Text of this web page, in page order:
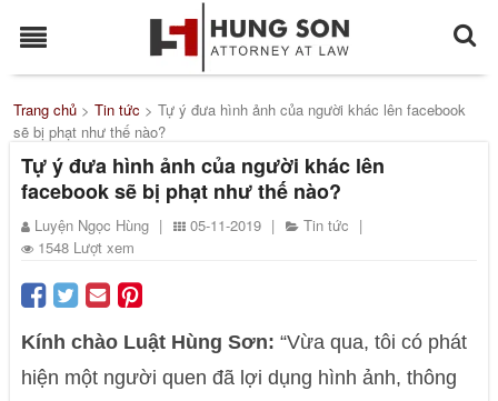
Trang chủ >Tin tức >Tự ý đưa hình ảnh của người khác lên facebook
sẽ bị phạt như thế nào?
Tự ý đưa hình ảnh của người khác lên
facebook sẽ bị phạt như thế nào?
Luyện Ngọc Hùng | 05-11-2019 | Tin tức |
1548 Lượt xem
Kính chào Luật Hùng Sơn: “Vừa qua, tôi có phát
hiện một người quen đã lợi dụng hình ảnh, thông